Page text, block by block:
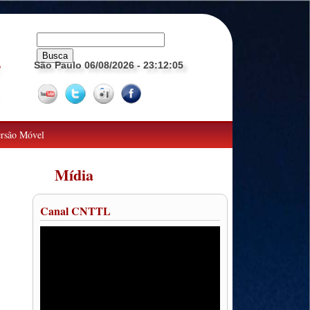
São Paulo 06/08/2026 - 23:12:06
Móvel
Mídia
Canal CNTTL